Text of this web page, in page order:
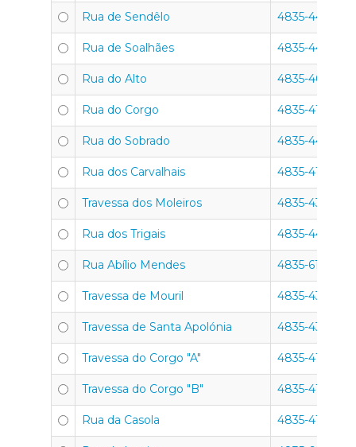
Rua de Sendêlo 4835-441
Rua de Soalhães 4835-442
Rua do Alto 4835-404
Rua do Corgo 4835-415
Rua do Sobrado 4835-443
Rua dos Carvalhais 4835-412
Travessa dos Moleiros 4835-432
Rua dos Trigais 4835-444
Rua Abílio Mendes 4835-611
Travessa de Mouril 4835-433
Travessa de Santa Apolónia 4835-437
Travessa do Corgo "A" 4835-416
Travessa do Corgo "B" 4835-418
Rua da Casola 4835-413